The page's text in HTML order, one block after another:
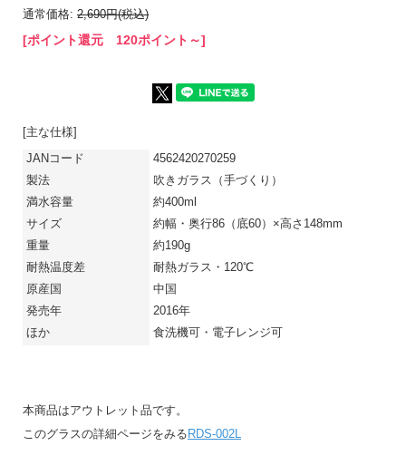
通常価格: 2,690円(税込)
[ポイント還元 120ポイント～]
[主な仕様]
JANコード
4562420270259
製法
吹きガラス（手づくり）
満水容量
約400ml
サイズ
約幅・奥行86（底60）×高さ148mm
重量
約190g
耐熱温度差
耐熱ガラス・120℃
原産国
中国
発売年
2016年
ほか
食洗機可・電子レンジ可
本商品はアウトレット品です。
このグラスの詳細ページをみる RDS-002L